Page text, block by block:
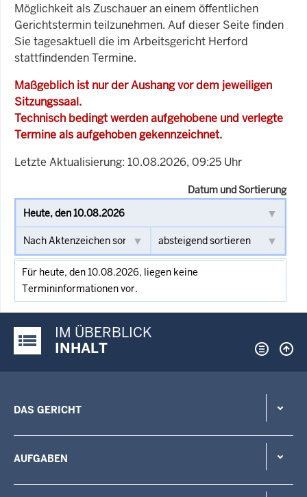
Möglichkeit als Zuschauer an einem öffentlichen
Gerichtstermin teilzunehmen. Auf dieser Seite finden
Sie tagesaktuell die im Arbeitsgericht Herford
stattfindenden Termine.
Maßgeblich ist nur der Aushang vor dem jeweiligen
Sitzungssaal.
Technisch bedingt werden aufgehobene und verlegte
Termine als aufgehoben gekennzeichnet.
Letzte Aktualisierung: 10.08.2026, 09:25 Uhr
Datum und Sortierung
Für heute, den 10.08.2026, liegen keine
Termininformationen vor.
Justiz-Portal im Überblick:
IM ÜBERBLICK
INHALT
DAS GERICHT
AUFGABEN